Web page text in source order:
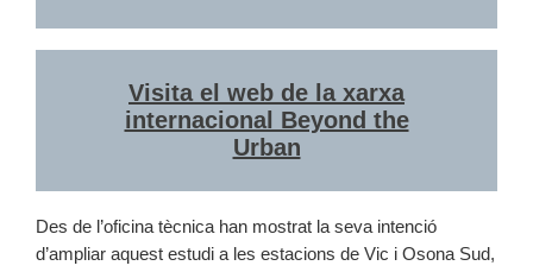
Visita el web de la xarxa
internacional Beyond the
Urban
Des de l’oficina tècnica han mostrat la seva intenció
d’ampliar aquest estudi a les estacions de Vic i Osona Sud,